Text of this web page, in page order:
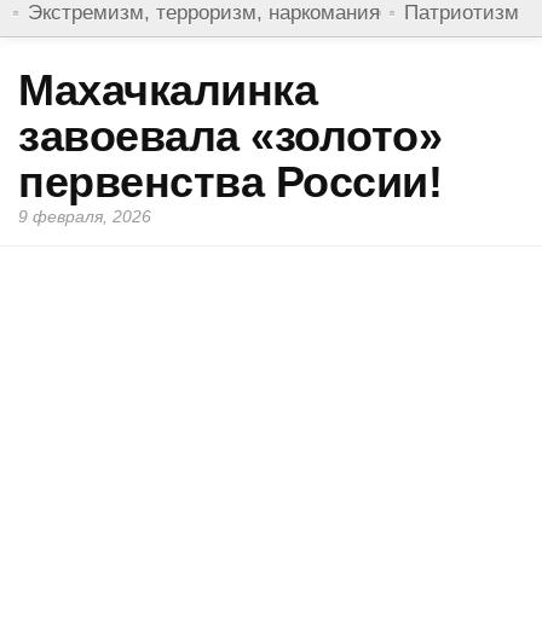
Экстремизм, терроризм, наркомания Патриотизм
Махачкалинка
завоевала «золото»
первенства России!
9 февраля, 2026